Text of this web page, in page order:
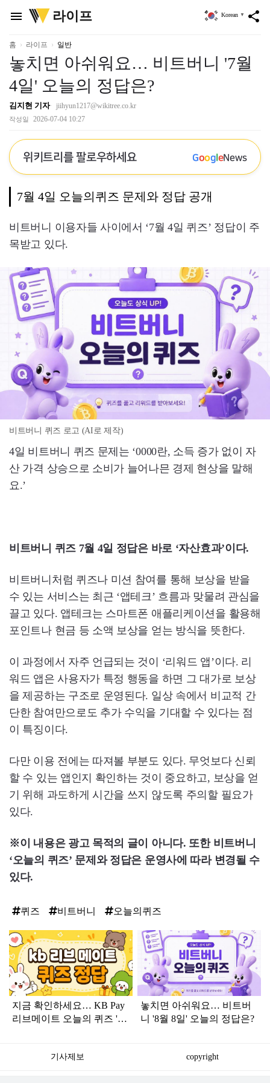
menu
위
키
리
라이프 share
Korean ▼
홈 라이프 일반
놓치면 아쉬워요… 비트버니 '7월
4일' 오늘의 정답은?
김지현 기자 jiihyun1217@wikitree.co.kr
작성일 2026-07-04 10:27
위키트리를 팔로우하세요 GoogleNews
7월 4일 오늘의퀴즈 문제와 정답 공개
비트버니 이용자들 사이에서 ‘7월 4일 퀴즈’ 정답이 주
목받고 있다.
비트버니 퀴즈 로고 (AI로 제작)
4일 비트버니 퀴즈 문제는 ‘0000란, 소득 증가 없이 자
산 가격 상승으로 소비가 늘어나믄 경제 현상을 말해
요.’
비트버니 퀴즈 7월 4일 정답은 바로 ‘자산효과’이다.
비트버니처럼 퀴즈나 미션 참여를 통해 보상을 받을
수 있는 서비스는 최근 ‘앱테크’ 흐름과 맞물려 관심을
끌고 있다. 앱테크는 스마트폰 애플리케이션을 활용해
포인트나 현금 등 소액 보상을 얻는 방식을 뜻한다.
이 과정에서 자주 언급되는 것이 ‘리워드 앱’이다. 리
워드 앱은 사용자가 특정 행동을 하면 그 대가로 보상
을 제공하는 구조로 운영된다. 일상 속에서 비교적 간
단한 참여만으로도 추가 수익을 기대할 수 있다는 점
이 특징이다.
다만 이용 전에는 따져볼 부분도 있다. 무엇보다 신뢰
할 수 있는 앱인지 확인하는 것이 중요하고, 보상을 얻
기 위해 과도하게 시간을 쓰지 않도록 주의할 필요가
있다.
※이 내용은 광고 목적의 글이 아니다. 또한 비트버니
‘오늘의 퀴즈’ 문제와 정답은 운영사에 따라 변경될 수
있다.
퀴즈 비트버니 오늘의퀴즈
탑
라
인
지금 확인하세요… KB Pay
리브메이트 오늘의 퀴즈 '8
놓치면 아쉬워요… 비트버
니 '8월 8일' 오늘의 정답은?
기사제보 copyright